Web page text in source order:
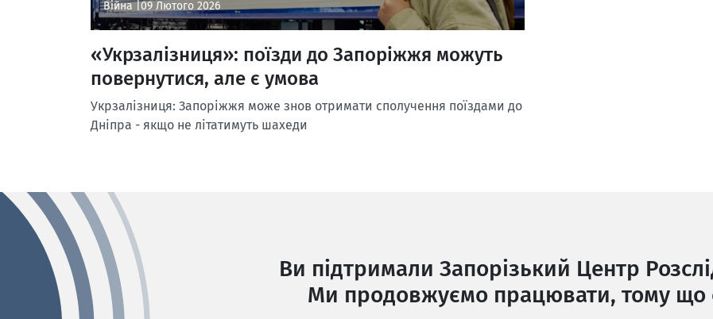
Війна |09 Лютого 2026
«Укрзалізниця»: поїзди до Запоріжжя можуть
повернутися, але є умова
Укрзалізниця: Запоріжжя може знов отримати сполучення поїздами до
Дніпра - якщо не літатимуть шахеди
Ви підтримали Запорізький Центр
Ми продовжуємо працювати, тому що